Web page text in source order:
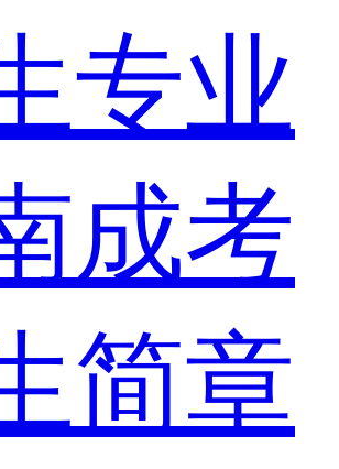
专业
成考
简章